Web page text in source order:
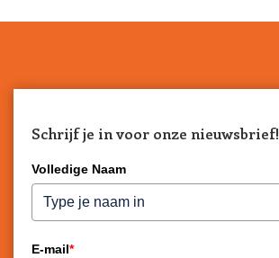
Schrijf je in voor onze nieuwsbrief!
Volledige Naam
E-mail*